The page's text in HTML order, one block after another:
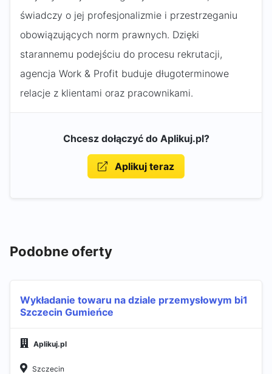
świadczy o jej profesjonalizmie i przestrzeganiu
obowiązujących norm prawnych. Dzięki
starannemu podejściu do procesu rekrutacji,
agencja Work & Profit buduje długoterminowe
relacje z klientami oraz pracownikami.
Chcesz dołączyć do Aplikuj.pl?
Aplikuj teraz
Podobne oferty
Wykładanie towaru na dziale przemysłowym bi1
Szczecin Gumieńce
Aplikuj.pl
Szczecin